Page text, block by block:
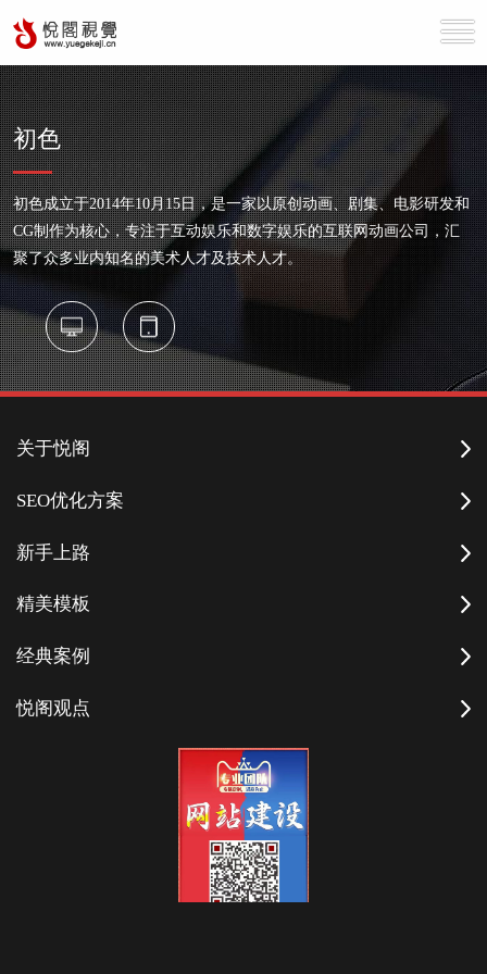
初色
初色成立于2014年10月15日，是一家以原创动画、剧集、电影研发和
CG制作为核心，专注于互动娱乐和数字娱乐的互联网动画公司，汇
聚了众多业内知名的美术人才及技术人才。
关于悦阁
SEO优化方案
新手上路
精美模板
经典案例
悦阁观点